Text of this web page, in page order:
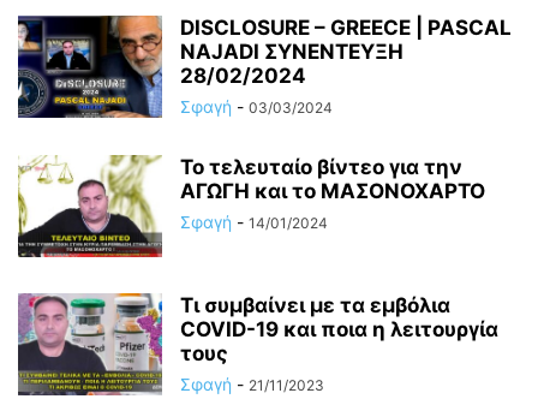
DISCLOSURE – GREECE | PASCAL
NAJADI ΣΥΝΕΝΤΕΥΞΗ
28/02/2024
Σφαγή - 03/03/2024
Το τελευταίο βίντεο για την
ΑΓΩΓΗ και το ΜΑΣΟΝΟΧΑΡΤΟ
Σφαγή - 14/01/2024
Τι συμβαίνει με τα εμβόλια
COVID-19 και ποια η λειτουργία
τους
Σφαγή - 21/11/2023